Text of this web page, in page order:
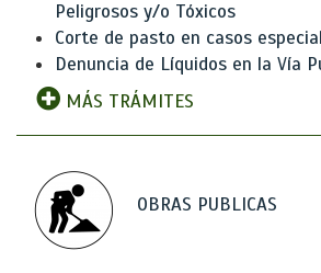
Peligrosos y/o Tóxicos
Corte de pasto en casos
Denuncia de Líquidos en la Vía
MÁS TRÁMITES
OBRAS PUBLICAS